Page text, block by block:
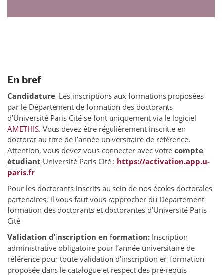
En bref
Candidature: Les inscriptions aux formations proposées
par le Département de formation des doctorants
d’Université Paris Cité se font uniquement via le logiciel
AMETHIS. Vous devez être régulièrement inscrit.e en
doctorat au titre de l’année universitaire de référence.
Attention, vous devez vous connecter avec votre compte
étudiant Université Paris Cité : https://activation.app.u-
paris.fr
Pour les doctorants inscrits au sein de nos écoles doctorales
partenaires, il vous faut vous rapprocher du Département
formation des doctorants et doctorantes d’Université Paris
Cité
Validation d’inscription en formation: Inscription
administrative obligatoire pour l’année universitaire de
référence pour toute validation d’inscription en formation
proposée dans le catalogue et respect des pré-requis